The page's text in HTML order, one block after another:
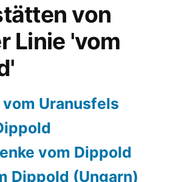
von
Linie 'vom
vom Uranusfels
vom Dippold
Dippold (Ungarn)